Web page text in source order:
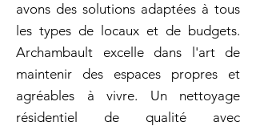
avons des solutions adaptées à tous
les types de locaux et de budgets.
Archambault excelle dans l'art de
maintenir des espaces propres et
agréables à vivre. Un nettoyage
résidentiel de qualité avec